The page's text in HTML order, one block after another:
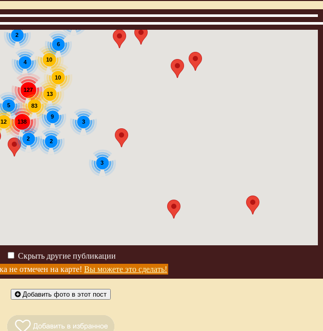
127
10
138
83
2
6
13
4
5
9
3
3
10
12
2
2
4
Скрыть другие публикации
не отмечен на карте! Вы можете это сделать!
Добавить фото в этот пост